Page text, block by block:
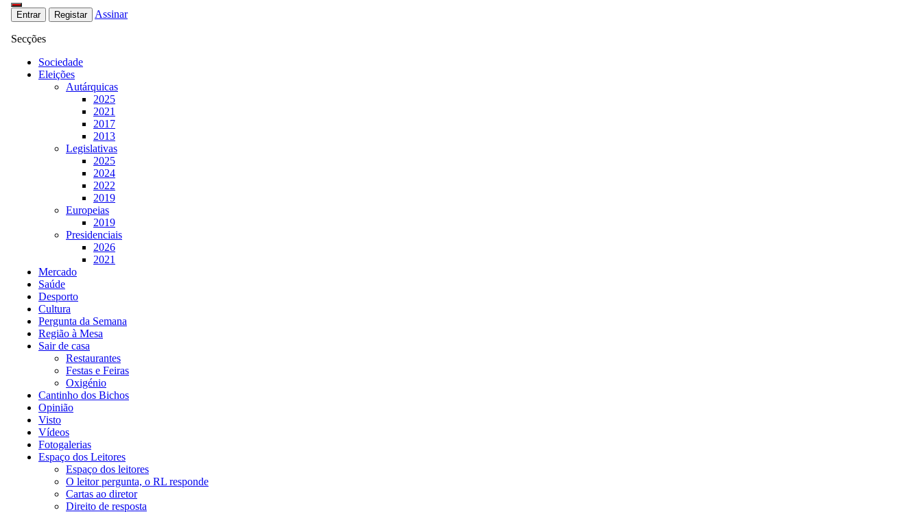
Entrar Registar Assinar
Secções
Sociedade
Eleições
Autárquicas
2025
2021
2017
2013
Legislativas
2025
2024
2022
2019
Europeias
2019
Presidenciais
2026
2021
Mercado
Saúde
Desporto
Cultura
Pergunta da Semana
Região à Mesa
Sair de casa
Restaurantes
Festas e Feiras
Oxigénio
Cantinho dos Bichos
Opinião
Visto
Vídeos
Fotogalerias
Espaço dos Leitores
Espaço dos leitores
O leitor pergunta, o RL responde
Cartas ao diretor
Direito de resposta